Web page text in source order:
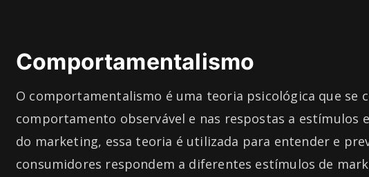
Comportamentalismo
O comportamentalismo é uma teoria psicológica que se
comportamento observável e nas respostas a estímulos
do marketing, essa teoria é utilizada para entender e
consumidores respondem a diferentes estímulos de